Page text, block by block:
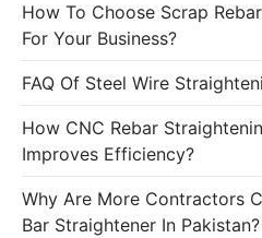
How To Choose Scrap
For Your Business?
FAQ Of Steel Wire
How CNC Rebar
Improves Efficiency?
Why Are More Contractors
Bar Straightener In Pakistan?